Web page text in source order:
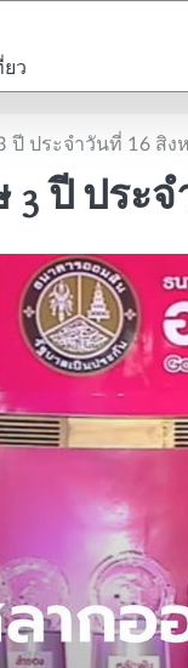
ว
ปี ประจำวันที่ 16 สิง
ปี ประจ